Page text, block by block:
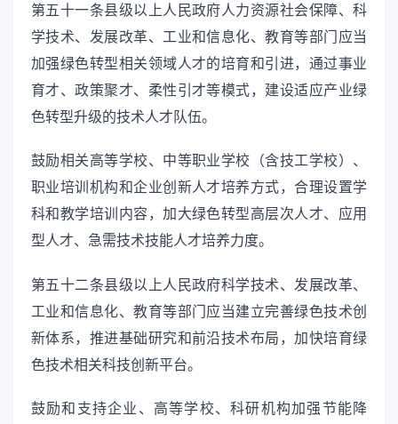
第五十一条县级以上人民政府人力资源社会保障、科
学技术、发展改革、工业和信息化、教育等部门应当
加强绿色转型相关领域人才的培育和引进，通过事业
育才、政策聚才、柔性引才等模式，建设适应产业绿
色转型升级的技术人才队伍。
鼓励相关高等学校、中等职业学校（含技工学校）、
职业培训机构和企业创新人才培养方式，合理设置学
科和教学培训内容，加大绿色转型高层次人才、应用
型人才、急需技术技能人才培养力度。
第五十二条县级以上人民政府科学技术、发展改革、
工业和信息化、教育等部门应当建立完善绿色技术创
新体系，推进基础研究和前沿技术布局，加快培育绿
色技术相关科技创新平台。
鼓励和支持企业、高等学校、科研机构加强节能降